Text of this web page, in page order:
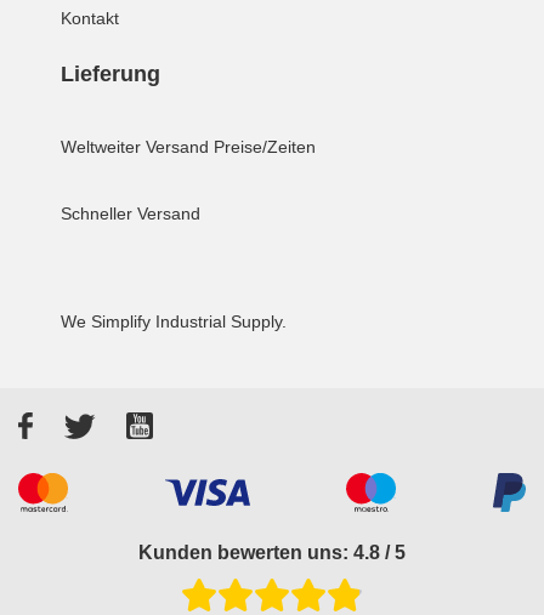
Kontakt
Lieferung
Weltweiter Versand Preise/Zeiten
Schneller Versand
We Simplify Industrial Supply.
FacebookTwitterYouTube
Kunden bewerten uns: 4.8 / 5